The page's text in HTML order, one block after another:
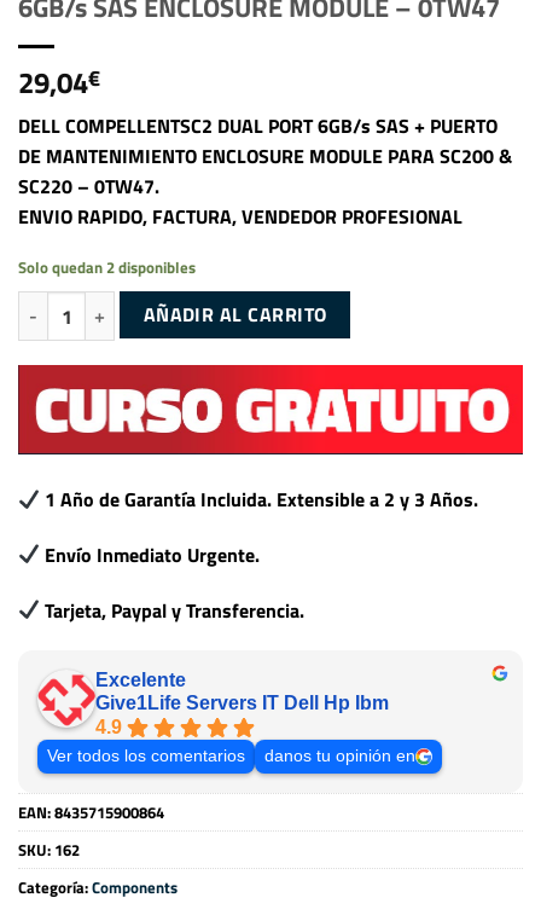
29,04€
DELL COMPELLENTSC2 DUAL PORT 6GB/s SAS + PUERTO
DE MANTENIMIENTO ENCLOSURE MODULE PARA SC200 &
SC220 – 0TW47.
ENVIO RAPIDO, FACTURA, VENDEDOR PROFESIONAL
Solo quedan 2 disponibles
DELL COMPELLENT SC2 DOBLE PUERTO 6GB/s SAS ENCLOSURE
AÑADIR AL CARRITO
1 Año de Garantía Incluida. Extensible a 2 y 3 Años.
Envío Inmediato Urgente.
Tarjeta, Paypal y Transferencia.
Excelente
Give1Life Servers IT Dell Hp Ibm
4.9
Ver todos los comentarios danos tu opinión en
EAN:8435715900864
SKU: 162
Categoría:Components